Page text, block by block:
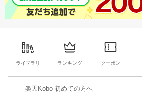
ライブラリ ランキング クーポン
楽天Kobo 初めての方へ